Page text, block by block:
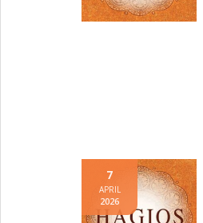
7
APRIL
2026